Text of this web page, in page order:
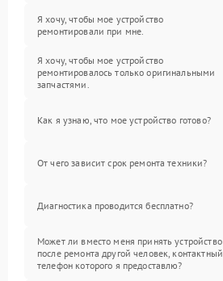
Я хочу, чтобы мое устройство
ремонтировали при мне.
Я хочу, чтобы мое устройство
ремонтировалось только оригинальными
запчастями.
Как я узнаю, что мое устройство готово?
От чего зависит срок ремонта техники?
Диагностика проводится бесплатно?
Может ли вместо меня принять устройство
после ремонта другой человек, контактный
телефон которого я предоставлю?